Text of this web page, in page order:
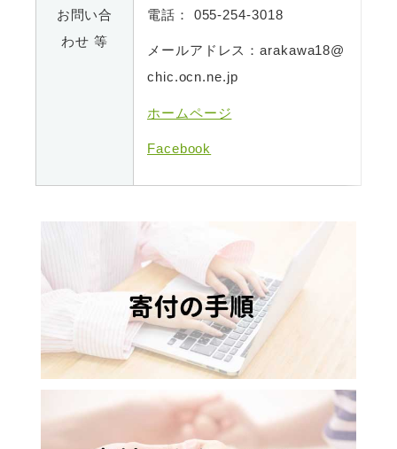
お問い合
わせ 等
電話： 055-254-3018
メールアドレス：arakawa18@
chic.ocn.ne.jp
ホームページ
Facebook